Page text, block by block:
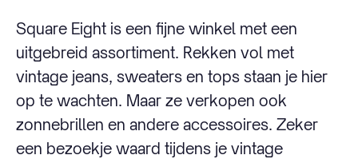
Square Eight is een fijne winkel met een
uitgebreid assortiment. Rekken vol met
vintage jeans, sweaters en tops staan je hier
op te wachten. Maar ze verkopen ook
zonnebrillen en andere accessoires. Zeker
een bezoekje waard tijdens je vintage